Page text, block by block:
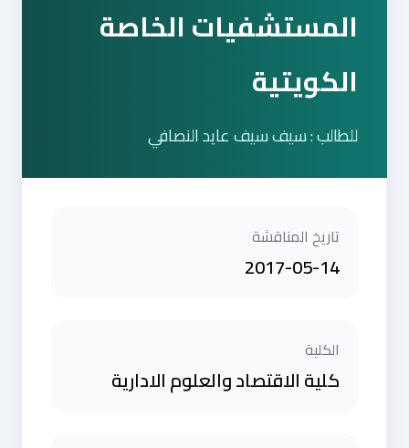
المستشفيات الخاصة
الكويتية
للطالب : سيف سيف عايد النصافي
تاريخ المناقشة
2017-05-14
الكلية
كلية الاقتصاد والعلوم الادارية